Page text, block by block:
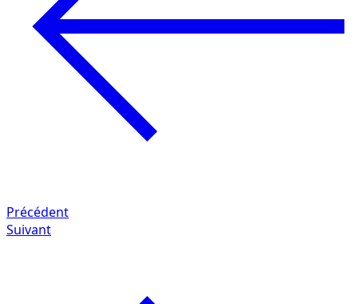
Précédent
Suivant